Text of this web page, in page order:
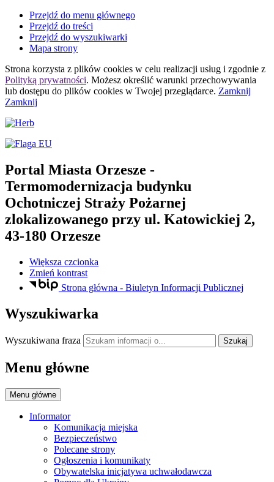
Przejdź do menu głównego
Przejdź do treści
Przejdź do wyszukiwarki
Mapa strony
Strona korzysta z plików cookies w celu realizacji usług i zgodnie z
Polityką prywatności. Możesz określić warunki przechowywania
lub dostępu do plików cookies w Twojej przeglądarce. Zamknij
Zamknij
Portal Miasta Orzesze -
Termomodernizacja budynku
Ochotniczej Straży Pożarnej
zlokalizowanego przy ul. Katowickiej 2,
43-180 Orzesze
Większa czcionka
Zmień kontrast
Strona główna - Biuletyn Informacji Publicznej
Wyszukiwarka
Wyszukiwana fraza Szukaj
Menu główne
Menu główne
Informator
Komunikacja miejska
Bezpieczeństwo
Polecane strony
Ogłoszenia i komunikaty
Obywatelska inicjatywa uchwałodawcza